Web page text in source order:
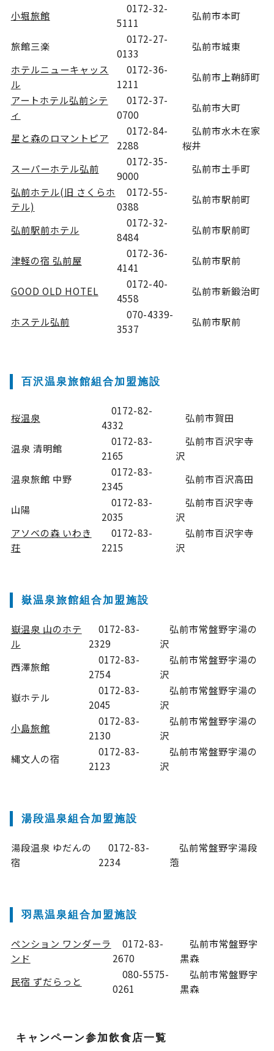
小堀旅館
0172-32-
5111
弘前市本町
旅館三楽
0172-27-
0133
弘前市城東
ホテルニューキャッス
ル
0172-36-
1211
弘前市上鞘師町
アートホテル弘前シテ
ィ
0172-37-
0700
弘前市大町
星と森のロマントピア
0172-84-
2288
弘前市水木在家
桜井
スーパーホテル弘前
0172-35-
9000
弘前市土手町
弘前ホテル(旧 さくらホ
テル)
0172-55-
0388
弘前市駅前町
弘前駅前ホテル
0172-32-
8484
弘前市駅前町
津軽の宿 弘前屋
0172-36-
4141
弘前市駅前
GOOD OLD HOTEL
0172-40-
4558
弘前市新鍛治町
ホステル弘前
070-4339-
3537
弘前市駅前
百沢温泉旅館組合加盟施設
桜温泉
0172-82-
4332
弘前市賀田
温泉 清明館
0172-83-
2165
弘前市百沢字寺
沢
温泉旅館 中野
0172-83-
2345
弘前市百沢高田
山陽
0172-83-
2035
弘前市百沢字寺
沢
アソベの森 いわき
荘
0172-83-
2215
弘前市百沢字寺
沢
嶽温泉旅館組合加盟施設
嶽温泉 山のホテ
ル
0172-83-
2329
弘前市常盤野字湯の
沢
西澤旅館
0172-83-
2754
弘前市常盤野字湯の
沢
嶽ホテル
0172-83-
2045
弘前市常盤野字湯の
沢
小島旅館
0172-83-
2130
弘前市常盤野字湯の
沢
縄文人の宿
0172-83-
2123
弘前市常盤野字湯の
沢
湯段温泉組合加盟施設
湯段温泉 ゆだんの
宿
0172-83-
2234
弘前常盤野字湯段
萢
羽黒温泉組合加盟施設
ペンション ワンダーラ
ンド
0172-83-
2670
弘前市常盤野字
黒森
民宿 ずだらっと
080-5575-
0261
弘前市常盤野字
黒森
キャンペーン参加飲食店一覧